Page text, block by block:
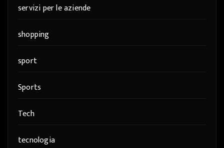
servizi per le aziende
shopping
sport
Sports
Tech
tecnologia